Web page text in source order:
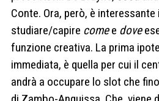
Conte. Ora, però, è interessante
studiare/capire comee dove
funzione creativa. La prima
immediata, è quella per cui il
andrà a occupare lo slot che